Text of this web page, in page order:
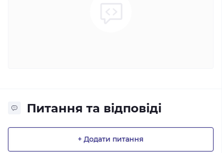
Питання та відповіді
+ Додати питання